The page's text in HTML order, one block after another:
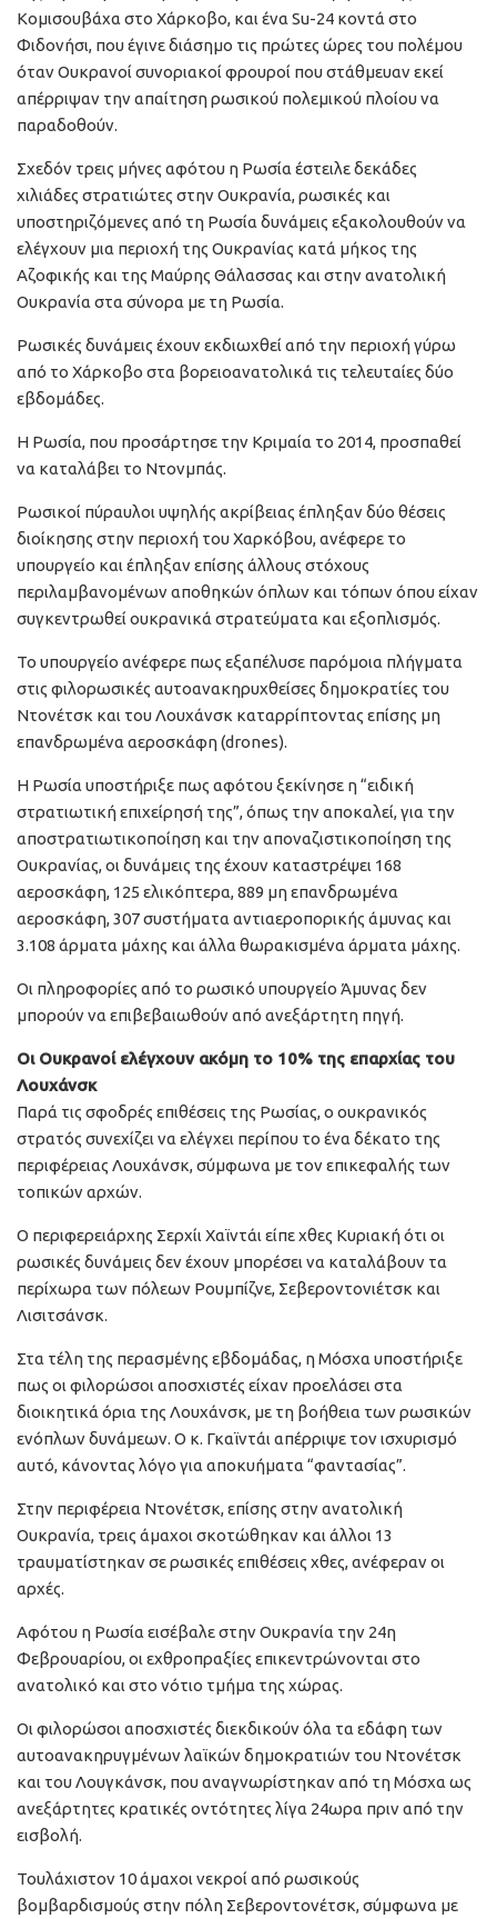
Κομισουβάχα στο Χάρκοβο, και ένα Su-24 κοντά στο
Φιδονήσι, που έγινε διάσημο τις πρώτες ώρες του πολέμου
όταν Ουκρανοί συνοριακοί φρουροί που στάθμευαν εκεί
απέρριψαν την απαίτηση ρωσικού πολεμικού πλοίου να
παραδοθούν.
Σχεδόν τρεις μήνες αφότου η Ρωσία έστειλε δεκάδες
χιλιάδες στρατιώτες στην Ουκρανία, ρωσικές και
υποστηριζόμενες από τη Ρωσία δυνάμεις εξακολουθούν να
ελέγχουν μια περιοχή της Ουκρανίας κατά μήκος της
Αζοφικής και της Μαύρης Θάλασσας και στην ανατολική
Ουκρανία στα σύνορα με τη Ρωσία.
Ρωσικές δυνάμεις έχουν εκδιωχθεί από την περιοχή γύρω
από το Χάρκοβο στα βορειοανατολικά τις τελευταίες δύο
εβδομάδες.
Η Ρωσία, που προσάρτησε την Κριμαία το 2014, προσπαθεί
να καταλάβει το Ντονμπάς.
Ρωσικοί πύραυλοι υψηλής ακρίβειας έπληξαν δύο θέσεις
διοίκησης στην περιοχή του Χαρκόβου, ανέφερε το
υπουργείο και έπληξαν επίσης άλλους στόχους
περιλαμβανομένων αποθηκών όπλων και τόπων όπου είχαν
συγκεντρωθεί ουκρανικά στρατεύματα και εξοπλισμός.
Το υπουργείο ανέφερε πως εξαπέλυσε παρόμοια πλήγματα
στις φιλορωσικές αυτοανακηρυχθείσες δημοκρατίες του
Ντονέτσκ και του Λουχάνσκ καταρρίπτοντας επίσης μη
επανδρωμένα αεροσκάφη (drones).
Η Ρωσία υποστήριξε πως αφότου ξεκίνησε η “ειδική
στρατιωτική επιχείρησή της”, όπως την αποκαλεί, για την
αποστρατιωτικοποίηση και την αποναζιστικοποίηση της
Ουκρανίας, οι δυνάμεις της έχουν καταστρέψει 168
αεροσκάφη, 125 ελικόπτερα, 889 μη επανδρωμένα
αεροσκάφη, 307 συστήματα αντιαεροπορικής άμυνας και
3.108 άρματα μάχης και άλλα θωρακισμένα άρματα μάχης.
Οι πληροφορίες από το ρωσικό υπουργείο Άμυνας δεν
μπορούν να επιβεβαιωθούν από ανεξάρτητη πηγή.
Οι Ουκρανοί ελέγχουν ακόμη το 10% της επαρχίας του
Λουχάνσκ
Παρά τις σφοδρές επιθέσεις της Ρωσίας, ο ουκρανικός
στρατός συνεχίζει να ελέγχει περίπου το ένα δέκατο της
περιφέρειας Λουχάνσκ, σύμφωνα με τον επικεφαλής των
τοπικών αρχών.
Ο περιφερειάρχης Σερχίι Χαϊντάι είπε χθες Κυριακή ότι οι
ρωσικές δυνάμεις δεν έχουν μπορέσει να καταλάβουν τα
περίχωρα των πόλεων Ρουμπίζνε, Σεβεροντονιέτσκ και
Λισιτσάνσκ.
Στα τέλη της περασμένης εβδομάδας, η Μόσχα υποστήριξε
πως οι φιλορώσοι αποσχιστές είχαν προελάσει στα
διοικητικά όρια της Λουχάνσκ, με τη βοήθεια των ρωσικών
ενόπλων δυνάμεων. Ο κ. Γκαϊντάι απέρριψε τον ισχυρισμό
αυτό, κάνοντας λόγο για αποκυήματα “φαντασίας”.
Στην περιφέρεια Ντονέτσκ, επίσης στην ανατολική
Ουκρανία, τρεις άμαχοι σκοτώθηκαν και άλλοι 13
τραυματίστηκαν σε ρωσικές επιθέσεις χθες, ανέφεραν οι
αρχές.
Αφότου η Ρωσία εισέβαλε στην Ουκρανία την 24η
Φεβρουαρίου, οι εχθροπραξίες επικεντρώνονται στο
ανατολικό και στο νότιο τμήμα της χώρας.
Οι φιλορώσοι αποσχιστές διεκδικούν όλα τα εδάφη των
αυτοανακηρυγμένων λαϊκών δημοκρατιών του Ντονέτσκ
και του Λουγκάνσκ, που αναγνωρίστηκαν από τη Μόσχα ως
ανεξάρτητες κρατικές οντότητες λίγα 24ωρα πριν από την
εισβολή.
Τουλάχιστον 10 άμαχοι νεκροί από ρωσικούς
βομβαρδισμούς στην πόλη Σεβεροντονέτσκ, σύμφωνα με